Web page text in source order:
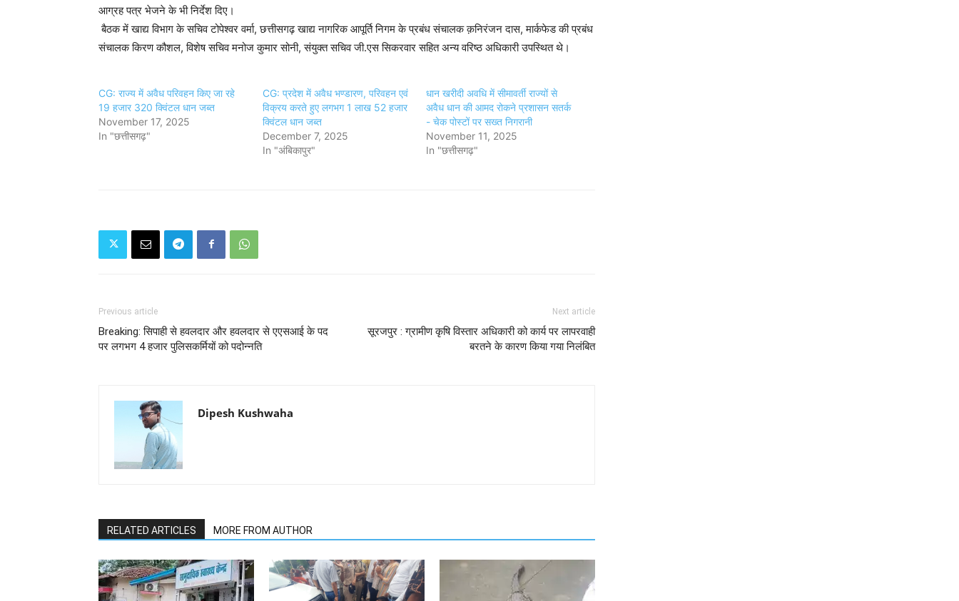
आग्रह पत्र भेजने के भी निर्देश दिए।
बैठक में खाद्य विभाग के सचिव टोपेश्वर वर्मा, छत्तीसगढ़ खाद्य नागरिक आपूर्ति निगम के प्रबंध संचालक क़निरंजन दास, मार्कफेड की प्रबंध
संचालक किरण कौशल, विशेष सचिव मनोज कुमार सोनी, संयुक्त सचिव जी.एस सिकरवार सहित अन्य वरिष्ठ अधिकारी उपस्थित थे।
CG: राज्य में अवैध परिवहन किए जा रहे
19 हजार 320 क्विंटल धान जब्त
November 17, 2025
In "छत्तीसगढ़"
CG: प्रदेश में अवैध भण्डारण, परिवहन एवं
विक्रय करते हुए लगभग 1 लाख 52 हजार
क्विंटल धान जब्त
December 7, 2025
In "अंबिकापुर"
धान खरीदी अवधि में सीमावर्ती राज्यों से
अवैध धान की आमद रोकने प्रशासन सतर्क
- चेक पोस्टों पर सख्त निगरानी
November 11, 2025
In "छत्तीसगढ़"
Previous article
Breaking: सिपाही से हवलदार और हवलदार से एएसआई के पद
पर लगभग 4 हजार पुलिसकर्मियों को पदोन्नति
Next article
सूरजपुर : ग्रामीण कृषि विस्तार अधिकारी को कार्य पर लापरवाही
बरतने के कारण किया गया निलंबित
Dipesh Kushwaha
RELATED ARTICLES MORE FROM AUTHOR